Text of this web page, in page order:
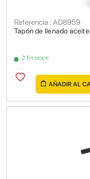
Tapón de llenado
Referencia : AD8959
2 En stock
AÑADIR AL